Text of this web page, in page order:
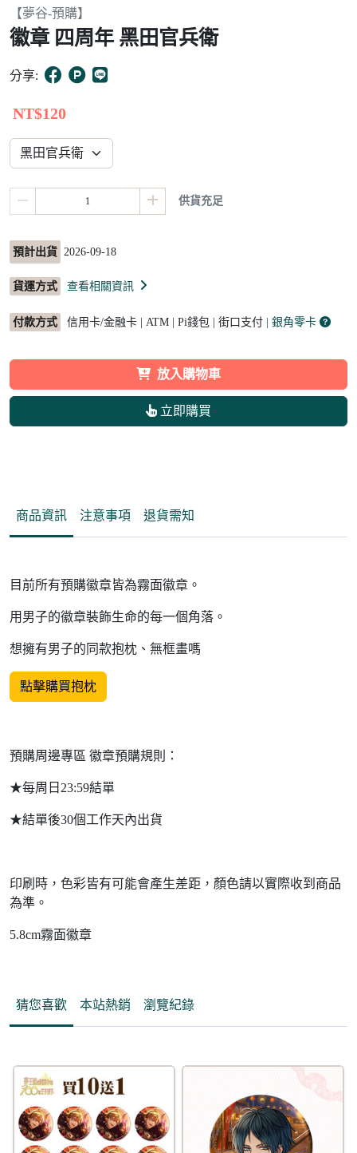
Item
2
of
8
【夢谷-預購】
徽章 四周年 黑田官兵衛
分享:
NT$120
供貨充足
預計出貨 2026-09-18
貨運方式 查看相關資訊
付款方式 信用卡/金融卡 | ATM | Pi錢包 | 街口支付 | 銀角零卡
放入購物車
立即購買
商品資訊 注意事項 退貨需知
目前所有預購徽章皆為霧面徽章。
用男子的徽章裝飾生命的每一個角落。
想擁有男子的同款抱枕、無框畫嗎
點擊購買抱枕
預購周邊專區 徽章預購規則：
★每周日23:59結單
★結單後30個工作天內出貨
印刷時，色彩皆有可能會產生差距，顏色請以實際收到商品
為準。
5.8cm霧面徽章
猜您喜歡 本站熱銷 瀏覽紀錄